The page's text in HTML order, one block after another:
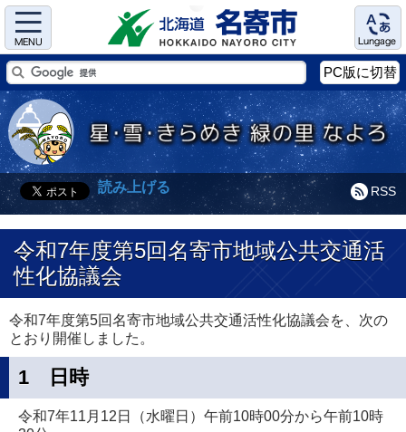
Menu Language
PC版に切替
RSS
読み上げる
令和7年度第5回名寄市地域公共交通活
性化協議会
令和7年度第5回名寄市地域公共交通活性化協議会を、次の
とおり開催しました。
1 日時
令和7年11月12日（水曜日）午前10時00分から午前10時